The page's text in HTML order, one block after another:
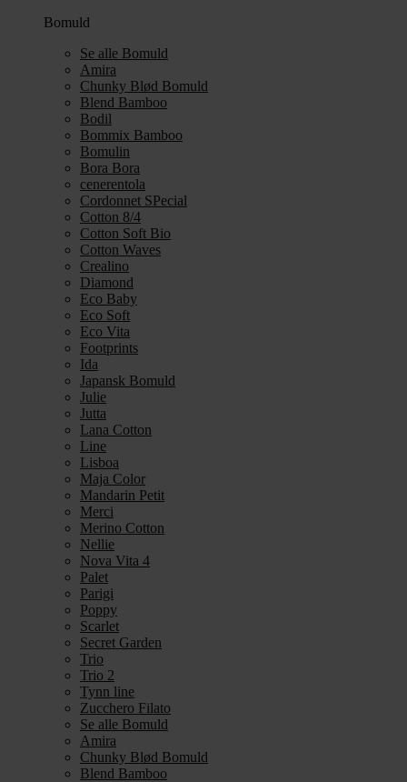
Bomuld
Se alle Bomuld
Amira
Chunky Blød Bomuld
Blend Bamboo
Bodil
Bommix Bamboo
Bomulin
Bora Bora
cenerentola
Cordonnet SPecial
Cotton 8/4
Cotton Soft Bio
Cotton Waves
Crealino
Diamond
Eco Baby
Eco Soft
Eco Vita
Footprints
Ida
Japansk Bomuld
Julie
Jutta
Lana Cotton
Line
Lisboa
Maja Color
Mandarin Petit
Merci
Merino Cotton
Nellie
Nova Vita 4
Palet
Parigi
Poppy
Scarlet
Secret Garden
Trio
Trio 2
Tynn line
Zucchero Filato
Se alle Bomuld
Amira
Chunky Blød Bomuld
Blend Bamboo